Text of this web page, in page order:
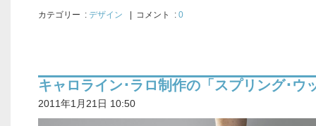
カテゴリー : デザイン | コメント : 0
キャロライン･ラロ制作の「スプリング･ウ
2011年1月21日 10:50